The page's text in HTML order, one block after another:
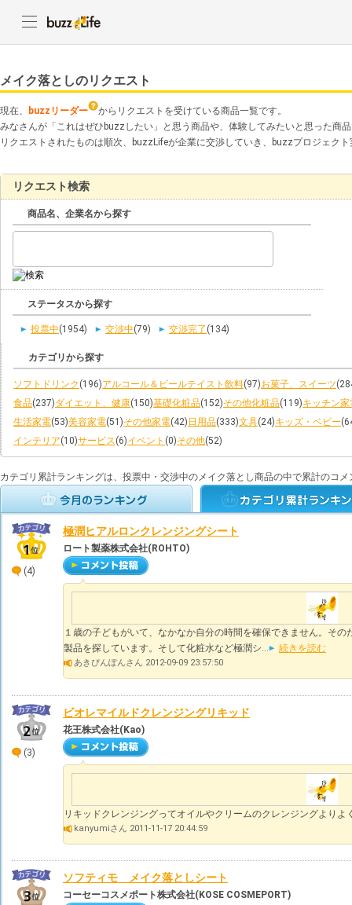
メイク落としのリクエスト
現在、 buzzリーダー
からリクエストを受けている商品一覧です。
みなさんが「これはぜひbuzzしたい」と思う商品や、体験してみたいと思った商
リクエストされたものは順次、buzzLifeが企業に交渉していき、buzzプロジェク
リクエスト検索
商品名、企業名から探す
ステータスから探す
投票中(1954) 交渉中(79) 交渉完了 (134)
カテゴリから探す
ソフトドリンク (196)アルコール＆ビールテイスト飲料(97)お菓子、スイーツ
食品(237)ダイエット、健康(150)基礎化粧品(152)その他化粧品(119)キッチン家
生活家電(53)美容家電(51)その他家電(42) 日用品(333)文具(24)キッズ・ベビー
インテリア(10)サービス(6)イベント (0)その他(52)
カテゴリ累計ランキングは、投票中・交渉中のメイク落とし商品の中で累計のコ
(4)
極潤ヒアルロンクレンジングシート
ロート製薬株式会社(ROHTO)
１歳の子どもがいて、なかなか自分の時間を確保できません。そ
製品を探しています。そして化粧水など極潤シ...
続きを読む
あきぴんぽんさん 2012-09-09 23:57:50
(3)
ビオレマイルドクレンジングリキッド
花王株式会社(Kao)
リキッドクレンジングってオイルやクリームのクレンジングよりよ
kanyumiさん 2011-11-17 20:44:59
ソフティモ メイク落としシート
コーセーコスメポート株式会社(KOSE COSMEPORT)